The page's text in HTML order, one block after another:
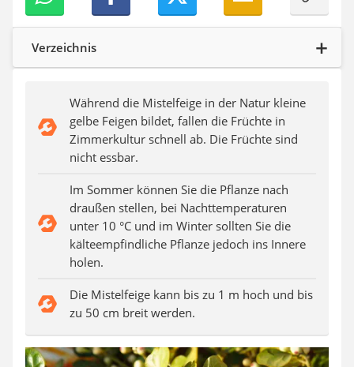
Koifutter
Kassettenmarkise
Bosch-Heckenschere
Stihl-Laubbläser
Auffahrrampe
Verzeichnis
Während die Mistelfeige in der Natur kleine
gelbe Feigen bildet, fallen die Früchte in
Zimmerkultur schnell ab. Die Früchte sind
nicht essbar.
Im Sommer können Sie die Pflanze nach
draußen stellen, bei Nachttemperaturen
unter 10 °C und im Winter sollten Sie die
kälteempfindliche Pflanze jedoch ins Innere
holen.
Die Mistelfeige kann bis zu 1 m hoch und bis
zu 50 cm breit werden.